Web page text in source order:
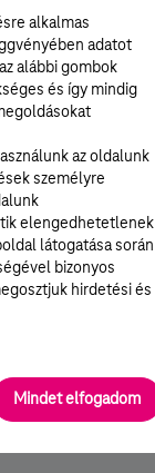
CGA4336
alkalmas
adatot
alábbi gombok
és így mindig
az oldalunk
személyre
elengedhetetlenek
látogatása során
bizonyos
hirdetési és
Mindet elfogadom